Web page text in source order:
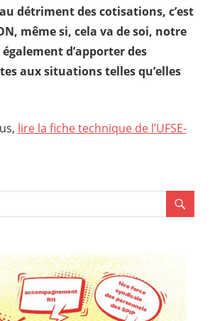
détriment des cotisations, c’est
même si, cela va de soi, notre
d’apporter des
aux situations telles qu’elles
lire la fiche technique de l’UFSE-